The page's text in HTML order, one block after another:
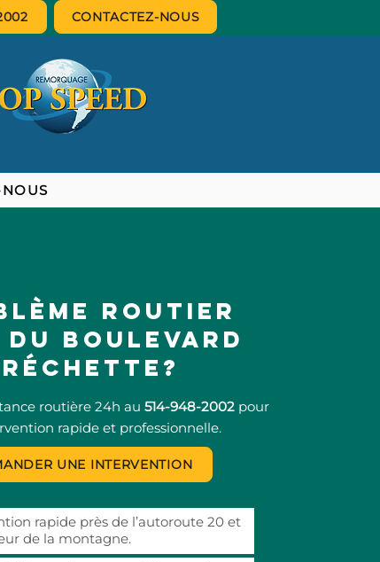
CONTACTEZ-NOUS
routier
du boulevard
routière 24h au 514-948-2002 pour
rapide et professionnelle.
UNE INTERVENTION
rapide près de l’autoroute 20 et
de la montagne.